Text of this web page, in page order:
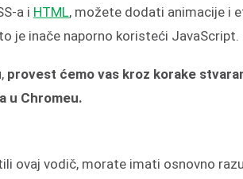
a i HTML, možete dodati animacije i
je inače naporno koristeći JavaScript.
provest ćemo vas kroz korake
u Chromeu.
ovaj vodič, morate imati osnovno